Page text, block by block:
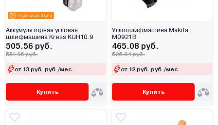
Под заказ 3 дня
Аккумуляторная угловая
шлифмашина Kress KUH10.9
505.56 руб.
551.06 руб.
от 13 руб. руб./мес.
Купить
Углошлифмашина Makita
M0921B
465.08 руб.
506.94 руб.
от 12 руб. руб./мес.
Купить